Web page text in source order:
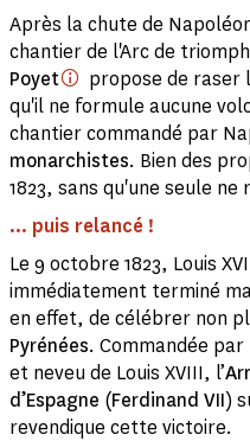
Après la chute de
chantier de l'Arc de
Poyet
propose de raser
qu'il ne formule aucune
chantier commandé par
monarchistes. Bien des
1823, sans qu'une seule
... puis relancé !
Le 9 octobre 1823, Louis
immédiatement terminé
en effet, de célébrer non
Pyrénées. Commandée par
et neveu de Louis XVIII, l’
d’Espagne (Ferdinand VII)
revendique cette victoire.